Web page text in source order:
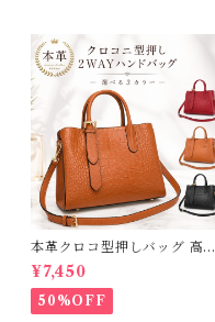
本革クロコ型押しバッグ 高品
質本革 牛革 クロコダイル型押
し ハンドバッグ ハンドメイド
本革鞄 ショルダーバック レデ
ィース 送料無料 母の日 2723
¥7,450
50%OFF